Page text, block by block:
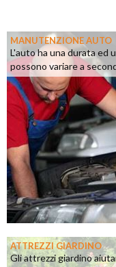
MANUTENZIONE AUTO
L'auto ha una durata ed
possono variare a
ATTREZZI GIARDINO
Gli attrezzi giardino